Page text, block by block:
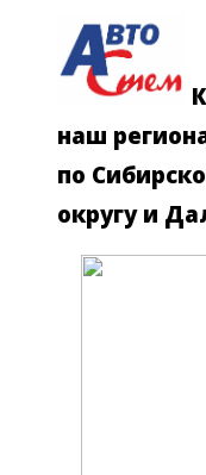
наш
по
округу и